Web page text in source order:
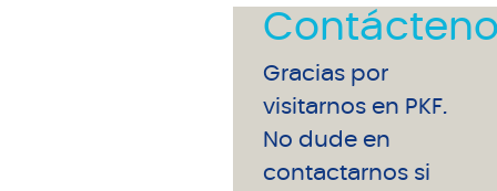
Gracias por
visitarnos en PKF.
No dude en
contactarnos si